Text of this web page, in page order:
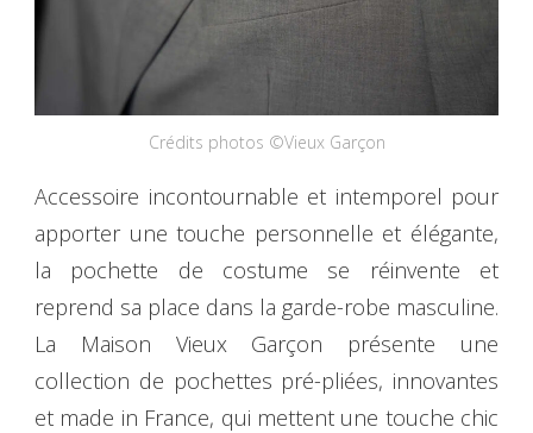
Crédits photos ©Vieux Garçon
Accessoire incontournable et intemporel pour
apporter une touche personnelle et élégante,
la pochette de costume se réinvente et
reprend sa place dans la garde-robe masculine.
La Maison Vieux Garçon présente une
collection de pochettes pré-pliées, innovantes
et made in France, qui mettent une touche chic